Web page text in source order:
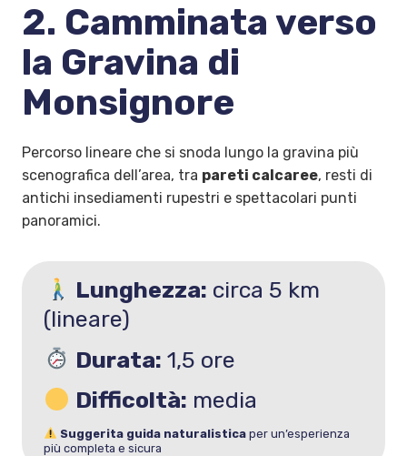
2. Camminata verso
la Gravina di
Monsignore
Percorso lineare che si snoda lungo la gravina più
scenografica dell’area, tra pareti calcaree, resti di
antichi insediamenti rupestri e spettacolari punti
panoramici.
Lunghezza: circa 5 km
(lineare)
Durata: 1,5 ore
Difficoltà: media
Suggerita guida naturalisticaper un’esperienza
più completa e sicura